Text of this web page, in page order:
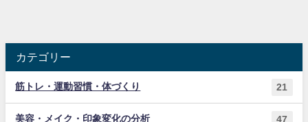
カテゴリー
筋トレ・運動習慣・体づくり 21
美容・メイク・印象変化の分析 47